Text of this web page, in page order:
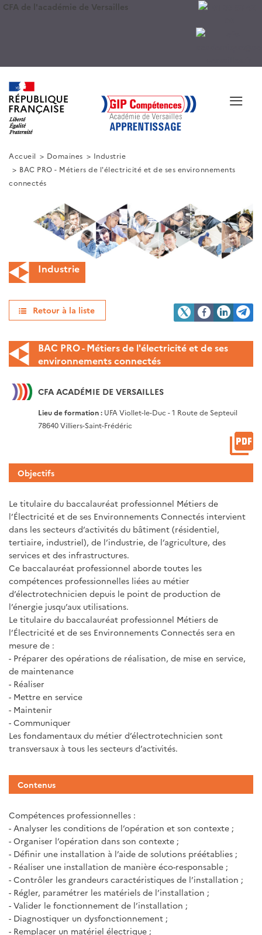
CFA de l'académie de Versailles
≡
Accueil Domaines
Industrie
BAC PRO - Métiers de l'électricité et de ses environnements
connectés
Industrie
Retour à la liste
BAC PRO - Métiers de l'électricité et de ses
environnements connectés
CFA ACADÉMIE DE VERSAILLES
Lieu de formation : UFA Viollet-le-Duc - 1 Route de Septeuil
78640 Villiers-Saint-Frédéric
Objectifs
Le titulaire du baccalauréat professionnel Métiers de
l’Électricité et de ses Environnements Connectés intervient
dans les secteurs d’activités du bâtiment (résidentiel,
tertiaire, industriel), de l’industrie, de l’agriculture, des
services et des infrastructures.
Ce baccalauréat professionnel aborde toutes les
compétences professionnelles liées au métier
d’électrotechnicien depuis le point de production de
l’énergie jusqu’aux utilisations.
Le titulaire du baccalauréat professionnel Métiers de
l’Électricité et de ses Environnements Connectés sera en
mesure de :
- Préparer des opérations de réalisation, de mise en service,
de maintenance
- Réaliser
- Mettre en service
- Maintenir
- Communiquer
Les fondamentaux du métier d’électrotechnicien sont
transversaux à tous les secteurs d’activités.
Contenus
Compétences professionnelles :
- Analyser les conditions de l’opération et son contexte ;
- Organiser l’opération dans son contexte ;
- Définir une installation à l’aide de solutions préétablies ;
- Réaliser une installation de manière éco-responsable ;
- Contrôler les grandeurs caractéristiques de l’installation ;
- Régler, paramétrer les matériels de l’installation ;
- Valider le fonctionnement de l’installation ;
- Diagnostiquer un dysfonctionnement ;
- Remplacer un matériel électrique ;